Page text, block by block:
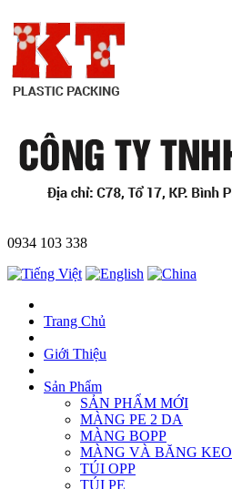
0934 103 338
Trang Chủ
Giới Thiệu
Sản Phẩm
SẢN PHẨM MỚI
MÀNG PE 2 DA
MÀNG BOPP
MÀNG VÀ BĂNG KEO
TÚI OPP
TÚI PE